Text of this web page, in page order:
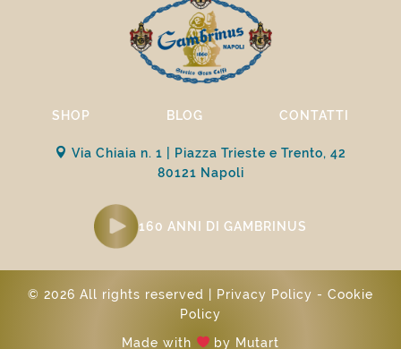
SHOP BLOG CONTATTI
Via Chiaia n. 1 | Piazza Trieste e Trento, 42
80121 Napoli
160 ANNI DI GAMBRINUS
© 2026 All rights reserved | Privacy Policy - Cookie
Policy
Made with
by Mutart